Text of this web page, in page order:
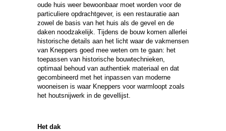
oude huis weer bewoonbaar moet worden voor de
particuliere opdrachtgever, is een restauratie aan
zowel de basis van het huis als de gevel en de
daken noodzakelijk. Tijdens de bouw komen allerlei
historische details aan het licht waar de vakmensen
van Kneppers goed mee weten om te gaan: het
toepassen van historische bouwtechnieken,
optimaal behoud van authentiek materiaal en dat
gecombineerd met het inpassen van moderne
wooneisen is waar Kneppers voor warmloopt zoals
het houtsnijwerk in de gevellijst.
Het dak